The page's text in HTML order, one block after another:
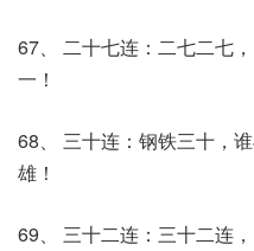
67、 二十七连：二七二七
一！
68、 三十连：钢铁三十，
雄！
69、 三十二连：三十二连